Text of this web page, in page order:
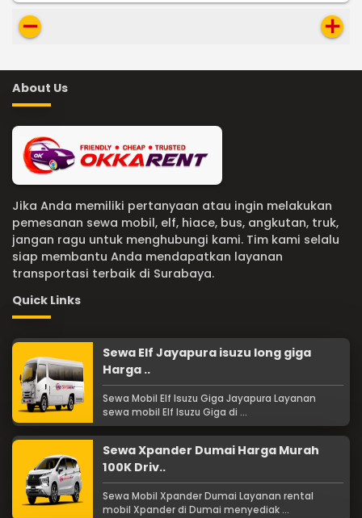
remove add
About Us
Jika Anda memiliki pertanyaan atau ingin melakukan
pemesanan sewa mobil, elf, hiace, bus, angkutan, truk,
jangan ragu untuk menghubungi kami. Tim kami selalu
siap membantu Anda mendapatkan layanan
transportasi terbaik di Surabaya.
Quick Links
Sewa Elf Jayapura isuzu long giga
Harga ..
Sewa Mobil Elf Isuzu Giga Jayapura Layanan
sewa mobil Elf Isuzu Giga di ...
Sewa Xpander Dumai Harga Murah
100K Driv..
Sewa Mobil Xpander Dumai Layanan rental
mobil Xpander di Dumai menyediak ...